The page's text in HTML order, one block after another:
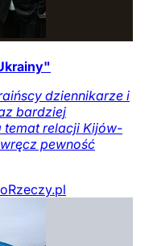
dziennikarze i
bardziej
temat relacji Kijów-
pewność